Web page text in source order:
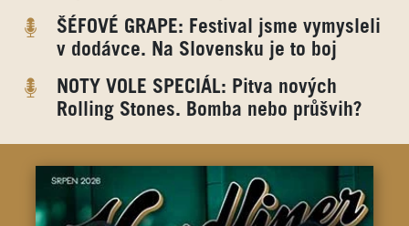
ŠÉFOVÉ GRAPE: Festival jsme vymysleli
v dodávce. Na Slovensku je to boj
NOTY VOLE SPECIÁL: Pitva nových
Rolling Stones. Bomba nebo průšvih?